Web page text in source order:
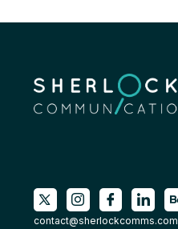
contact@sherlockcomms.com